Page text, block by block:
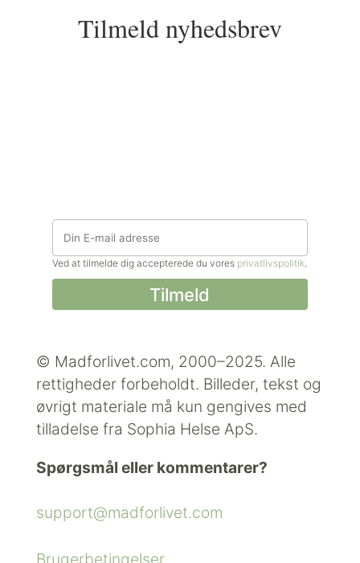
Tilmeld nyhedsbrev
Ved at tilmelde dig accepterede du vores privatlivspolitik.
© Madforlivet.com, 2000–2025. Alle
rettigheder forbeholdt. Billeder, tekst og
øvrigt materiale må kun gengives med
tilladelse fra Sophia Helse ApS.
Spørgsmål eller kommentarer?
support@madforlivet.com
Brugerbetingelser